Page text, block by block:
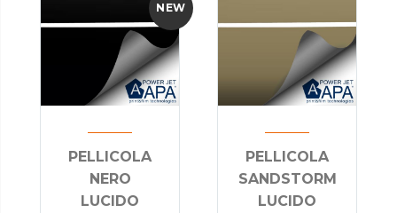
NEW
PELLICOLA
NERO
LUCIDO
PELLICOLA
SANDSTORM
LUCIDO